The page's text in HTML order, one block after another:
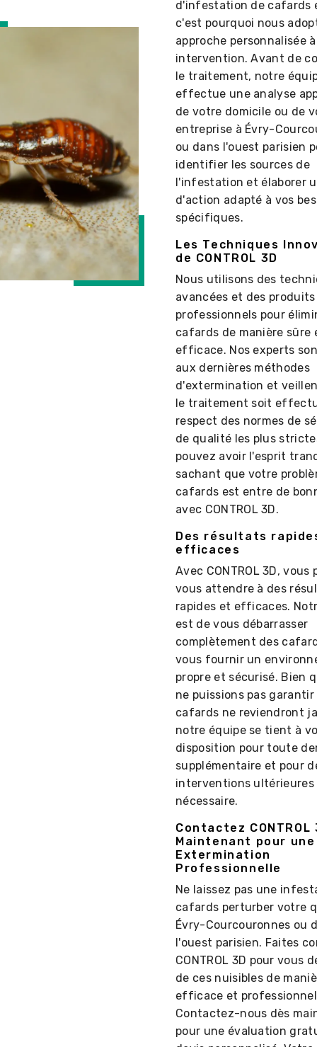
d'infestation de cafards
c'est pourquoi nous
approche personnalisée
intervention. Avant de
le traitement, notre
effectue une analyse
de votre domicile ou de
entreprise à Évry-
ou dans l'ouest parisien
identifier les sources de
l'infestation et élaborer
d'action adapté à vos
spécifiques.
Les Techniques
de CONTROL 3D
Nous utilisons des
avancées et des produits
professionnels pour
cafards de manière sûre
efficace. Nos experts
aux dernières méthodes
d'extermination et
le traitement soit
respect des normes de
de qualité les plus
pouvez avoir l'esprit
sachant que votre
cafards est entre de
avec CONTROL 3D.
Des résultats
efficaces
Avec CONTROL 3D, vous
vous attendre à des
rapides et efficaces.
est de vous débarrasser
complètement des
vous fournir un
propre et sécurisé. Bien
ne puissions pas garantir
cafards ne reviendront
notre équipe se tient à
disposition pour toute
supplémentaire et pour
interventions ultérieures
nécessaire.
Contactez CONTROL
Maintenant pour une
Extermination
Professionnelle
Ne laissez pas une
cafards perturber votre
Évry-Courcouronnes ou
l'ouest parisien. Faites
CONTROL 3D pour vous
de ces nuisibles de
efficace et
Contactez-nous dès
pour une évaluation